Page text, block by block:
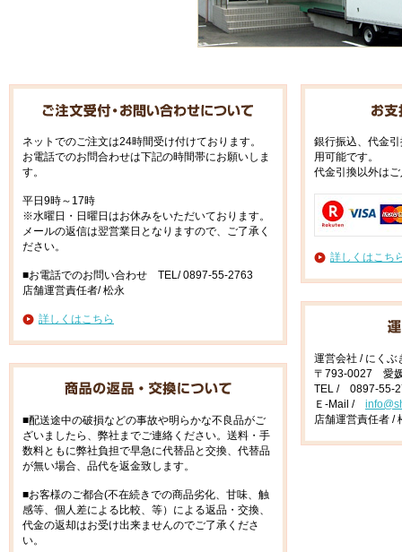
ネットでのご注文は24時間受け付けております。
お電話でのお問合わせは下記の時間帯にお願いしま
す。
平日9時～17時
※水曜日・日曜日はお休みをいただいております。
メールの返信は翌営業日となりますので、ご了承く
ださい。
■お電話でのお問い合わせ TEL/ 0897-55-2763
店舗運営責任者/ 松永
詳しくはこちら
■配送途中の破損などの事故や明らかな不良品がご
ざいましたら、弊社までご連絡ください。送料・手
数料ともに弊社負担で早急に代替品と交換、代替品
が無い場合、品代を返金致します。
■お客様のご都合(不在続きでの商品劣化、甘味、触
感等、個人差による比較、等）による返品・交換、
代金の返却はお受け出来ませんのでご了承くださ
い。
銀行振込、代金
用可能です。
代金引換以外は
詳しくはこち
運営会社 / にくぶ
〒793-0027 愛
TEL / 0897-55-
Ｅ-Mail /
店舗運営責任者 /